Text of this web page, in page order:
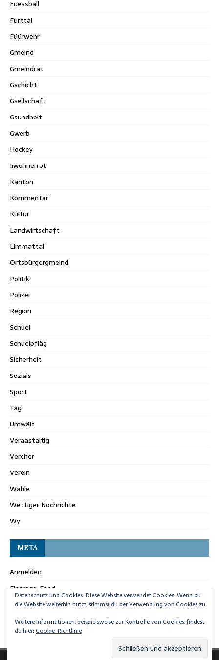
Fuessball
Furttal
Füürwehr
Gmeind
Gmeindrat
Gschicht
Gsellschaft
Gsundheit
Gwerb
Hockey
Iiwohnerrot
Kanton
Kommentar
Kultur
Landwirtschaft
Limmattal
Ortsbürgergmeind
Politik
Polizei
Region
Schuel
Schuelpfläg
Sicherheit
Sozials
Sport
Tägi
Umwält
Veraastaltig
Vercher
Verein
Wahle
Wettiger Nochrichte
Wy
META
Anmelden
Eintrags-Feed
Kommentar-Feed
WordPress.org
Datenschutz und Cookies: Diese Website verwendet Cookies. Wenn du
die Website weiterhin nutzt, stimmst du der Verwendung von Cookies zu.
Weitere Informationen, beispielsweise zur Kontrolle von Cookies, findest
du hier: Cookie-Richtlinie